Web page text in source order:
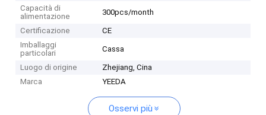
Capacità di
alimentazione
300pcs/month
Certificazione
CE
Imballaggi
particolari
Cassa
Luogo di origine
Zhejiang, Cina
Marca
YEEDA
Osservi più